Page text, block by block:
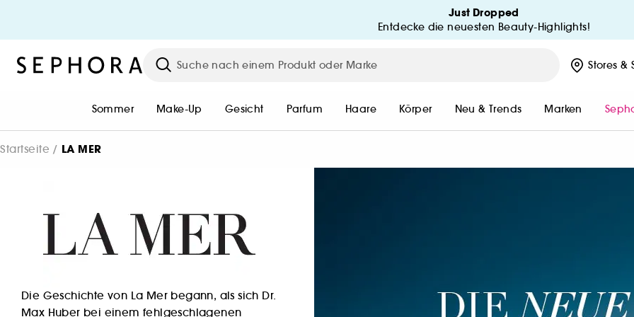
Just Dropped
Entdecke die neuesten Beauty-Highlights!
Stores &
Werde kostenlos Unlimited Mitglied
oder melde dich mit deinem
gesamte Sephora Universum zu
MEIN KONTO
MEINE BESTELLUNGEN
MEINE BESTELLUNG
Sommer Make-Up Gesicht Parfum Haare Körper Neu & Trends Marken
Startseite LA MER
Die Geschichte von La Mer begann, als sich Dr.
Max Huber bei einem fehlgeschlagenen